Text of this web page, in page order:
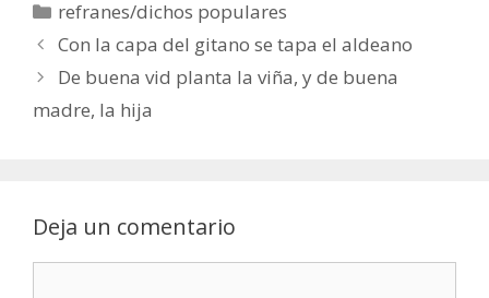
Categorías
refranes/dichos populares
Con la capa del gitano se tapa el aldeano
De buena vid planta la viña, y de buena
madre, la hija
Deja un comentario